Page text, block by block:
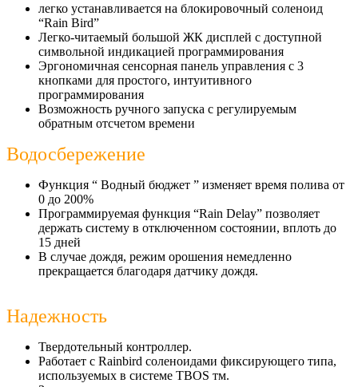
легко устанавливается на блокировочный соленоид
“Rain Bird”
Легко-читаемый большой ЖК дисплей с доступной
символьной индикацией программирования
Эргономичная сенсорная панель управления с 3
кнопками для простого, интуитивного
программирования
Возможность ручного запуска с регулируемым
обратным отсчетом времени
Водосбережение
Функция “ Водный бюджет ” изменяет время полива от
0 до 200%
Программируемая функция “Rain Delay” позволяет
держать систему в отключенном состоянии, вплоть до
15 дней
В случае дождя, режим орошения немедленно
прекращается благодаря датчику дождя.
Надежность
Твердотельный контроллер.
Работает с Rainbird соленоидами фиксирующего типа,
используемых в системе TBOS тм.